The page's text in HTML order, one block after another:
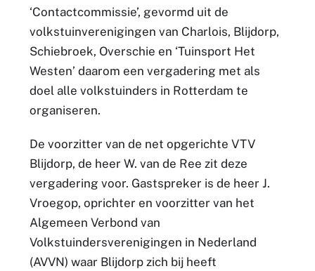
‘Contactcommissie’, gevormd uit de
volkstuinverenigingen van Charlois, Blijdorp,
Schiebroek, Overschie en ‘Tuinsport Het
Westen’ daarom een vergadering met als
doel alle volkstuinders in Rotterdam te
organiseren.
De voorzitter van de net opgerichte VTV
Blijdorp, de heer W. van de Ree zit deze
vergadering voor. Gastspreker is de heer J.
Vroegop, oprichter en voorzitter van het
Algemeen Verbond van
Volkstuindersverenigingen in Nederland
(AVVN) waar Blijdorp zich bij heeft